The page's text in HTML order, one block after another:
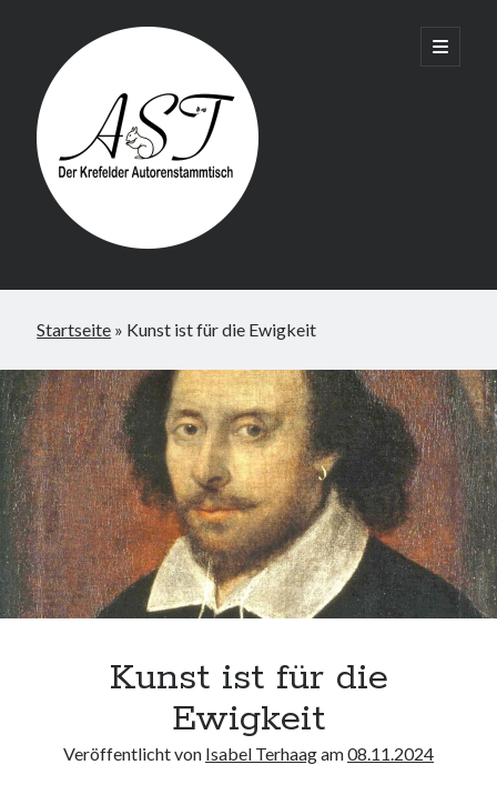
Krefelder
AST
open
primary
Startseite » Kunst ist für die Ewigkeit
Kunst ist für die
Ewigkeit
Veröffentlicht von Isabel Terhaagam08.11.2024